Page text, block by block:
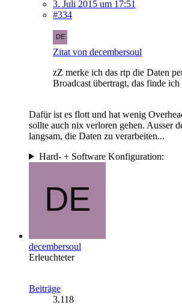
3. Juli 2015 um 17:51
#334
Zitat von decembersoul
zZ merke ich das rtp die Daten
Broadcast übertragt, das finde
Dafür ist es flott und hat wenig
sollte auch nix verloren gehen. Ausser
langsam, die Daten zu verarbeiten...
Hard- + Software Konfiguration:
decembersoul
Erleuchteter
Beiträge
3.118